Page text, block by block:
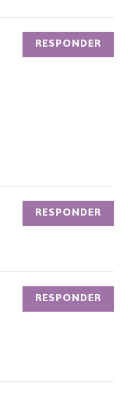
RESPONDER
RESPONDER
RESPONDER